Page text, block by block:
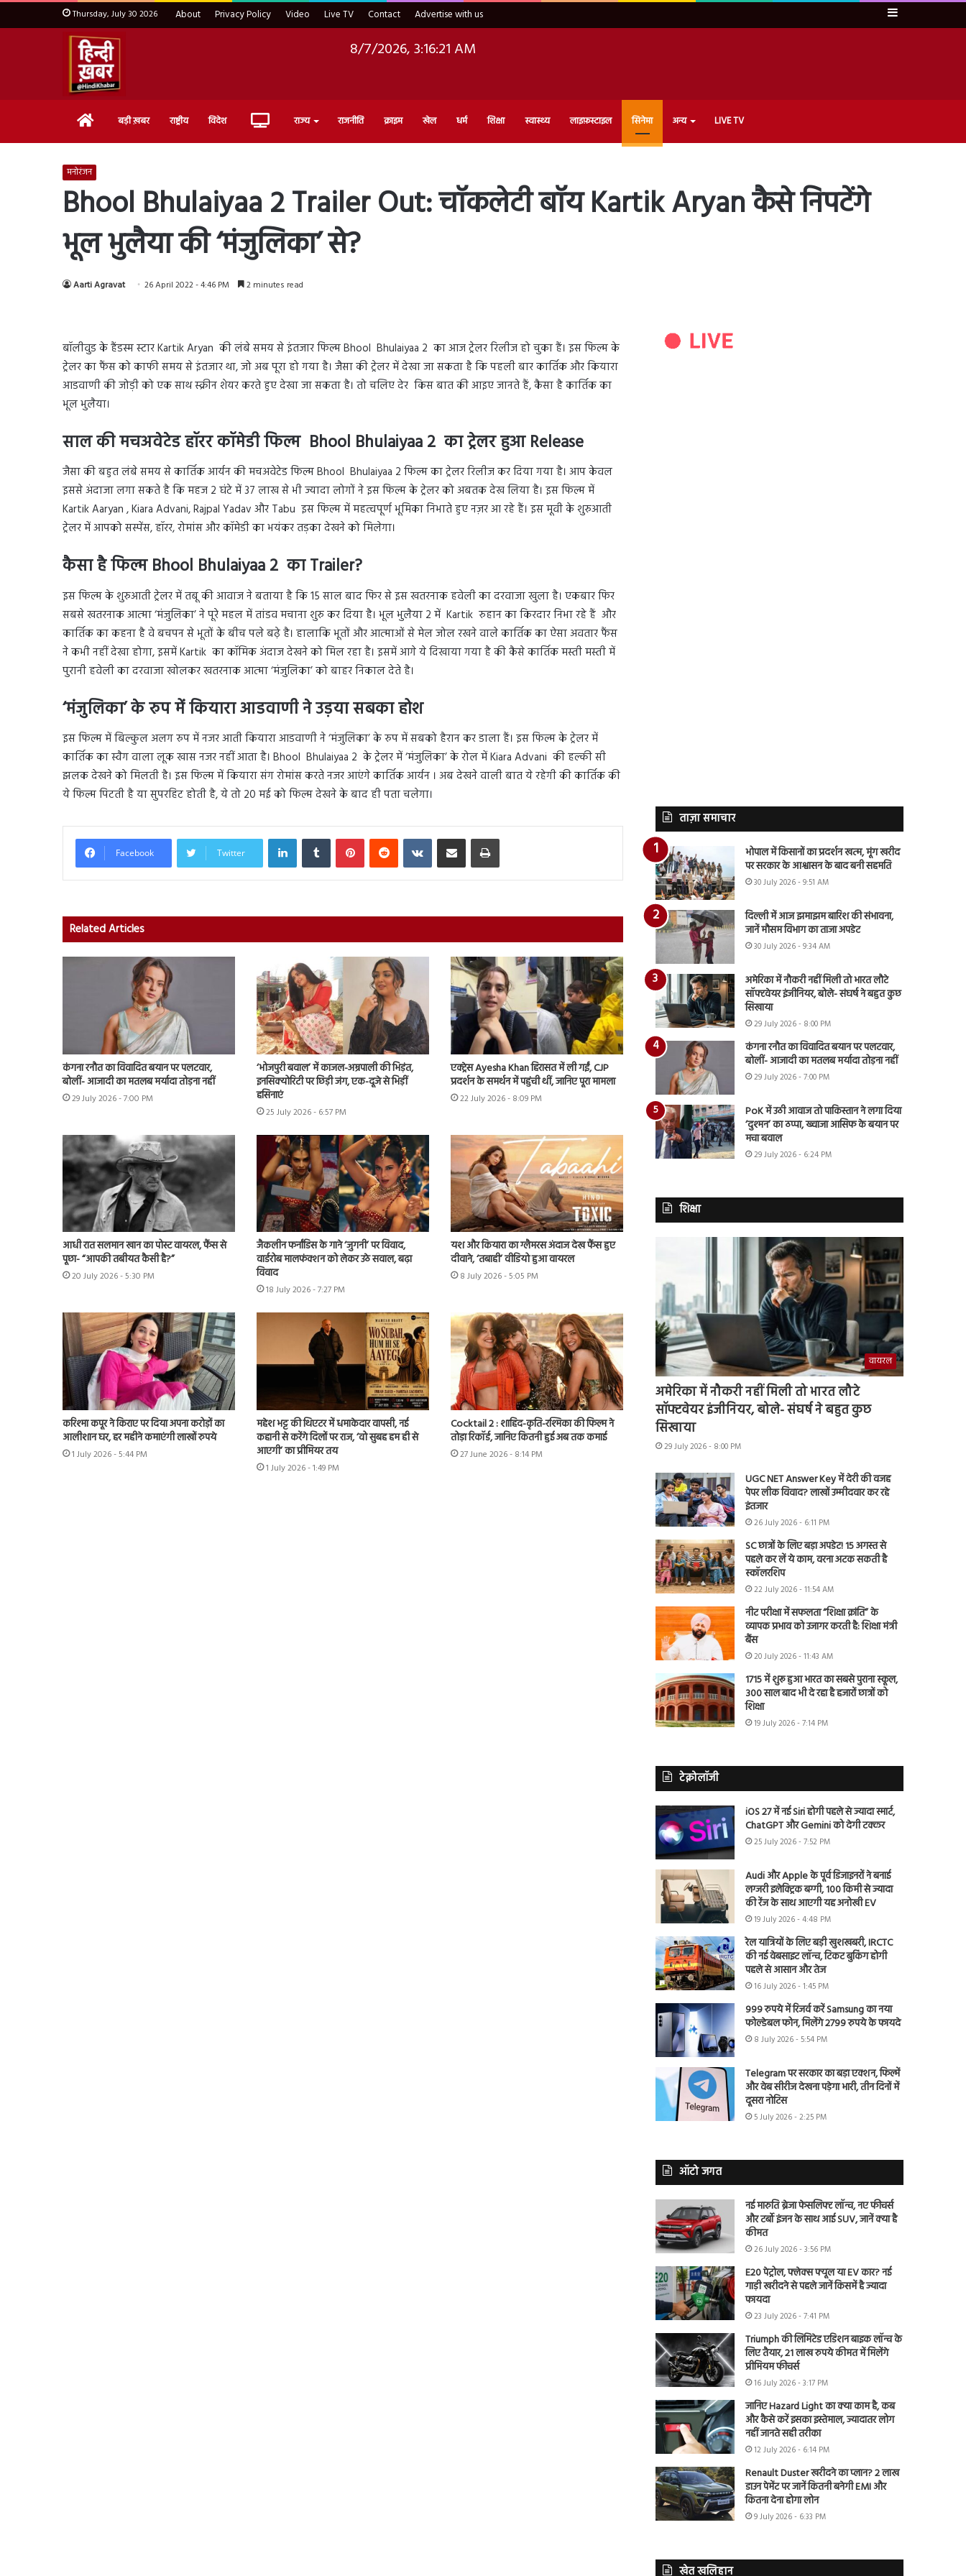
Thursday, July 30 2026 About Privacy Policy Video Live TV Contact Advertise with us Sidebar
8/7/2026, 3:16:22 AM
Home बड़ी ख़बर राष्ट्रीय विदेश Live राज्य राजनीति क्राइम खेल धर्म शिक्षा स्वास्थ्य लाइफ़स्टाइल सिनेमा अन्य LIVE TV
मनोरंजन
Bhool Bhulaiyaa 2 Trailer Out: चॉकलेटी बॉय Kartik Aryan कैसे निपटेंगे
भूल भुलैया की ‘मंजुलिका’ से?
Aarti Agravat 26 April 2022 - 4:46 PM 2 minutes read
बॉलीवुड के हैंडस्म स्टार Kartik Aryan की लंबे समय से इंतजार फिल्म Bhool Bhulaiyaa 2 का आज ट्रेलर रिलीज हो चुका हैं। इस फिल्म के
ट्रेलर का फैंस को काफी समय से इंतजार था, जो अब पूरा हो गया है। जैसा की ट्रेलर में देखा जा सकता है कि पहली बार कार्तिक और कियारा
आडवाणी की जोड़ी को एक साथ स्क्रीन शेयर करते हुए देखा जा सकता है। तो चलिए देर किस बात की आइए जानते हैं, कैसा है कार्तिक का
भूल भुलैया।
साल की मचअवेटेड हॉरर कॉमेडी फिल्म Bhool Bhulaiyaa 2 का ट्रेलर हुआ Release
जैसा की बहुत लंबे समय से कार्तिक आर्यन की मचअवेटेड फिल्म Bhool Bhulaiyaa 2 फिल्म का ट्रेलर रिलीज कर दिया गया है। आप केवल
इससे अंदाजा लगा सकते है कि महज 2 घंटे में 37 लाख से भी ज्यादा लोगों ने इस फिल्म के ट्रेलर को अबतक देख लिया है। इस फिल्म में
Kartik Aaryan , Kiara Advani, Rajpal Yadav और Tabu इस फिल्म में महत्वपूर्ण भूमिका निभाते हुए नज़र आ रहे हैं। इस मूवी के शुरुआती
ट्रेलर में आपको सस्पेंस, हॉरर, रोमांस और कॉमेडी का भयंकर तड़का देखने को मिलेगा।
कैसा है फिल्म Bhool Bhulaiyaa 2 का Trailer?
इस फिल्म के शुरुआती ट्रेलर में तबू की आवाज ने बताया है कि 15 साल बाद फिर से इस खतरनाक हवेली का दरवाजा खुला है। एकबार फिर
सबसे खतरनाक आत्मा ‘मंजुलिका’ ने पूरे महल में तांडव मचाना शुरु कर दिया है। भूल भुलैया 2 में Kartik रुहान का किरदार निभा रहे हैं और
कार्तिक का कहना है वे बचपन से भूतों के बीच पले बढ़े है। हालाकि भूतों और आत्माओं से मेल जोल रखने वाले कार्तिक का ऐसा अवतार फैंस
ने कभी नहीं देखा होगा, इसमें Kartik का कॉमिक अंदाज देखने को मिल रहा है। इसमें आगे ये दिखाया गया है की कैसे कार्तिक मस्ती मस्ती में
पुरानी हवेली का दरवाजा खोलकर खतरनाक आत्मा ‘मंजुलिका’ को बाहर निकाल देते है।
‘मंजुलिका’ के रुप में कियारा आडवाणी ने उड़या सबका होश
इस फिल्म में बिल्कुल अलग रुप में नजर आती कियारा आडवाणी ने ‘मंजुलिका’ के रुप में सबको हैरान कर डाला हैं। इस फिल्म के ट्रेलर में
कार्तिक का स्वैग वाला लूक खास नजर नहीं आता है। Bhool Bhulaiyaa 2 के ट्रेलर में ‘मंजुलिका’ के रोल में Kiara Advani की हल्की सी
झलक देखने को मिलती है। इस फिल्म में कियारा संग रोमांस करते नजर आएंगे कार्तिक आर्यन । अब देखने वाली बात ये रहेगी की कार्तिक की
ये फिल्म पिटती है या सुपरहिट होती है, ये तो 20 मई को फिल्म देखने के बाद ही पता चलेगा।
Facebook Twitter
LinkedInTumblr PinterestReddit VKontakteShare via Email Print
Related Articles
कंगना रनौत का विवादित बयान पर पलटवार,
बोलीं- आजादी का मतलब मर्यादा तोड़ना नहीं
29 July 2026 - 7:00 PM
‘भोजपुरी बवाल’ में काजल-अम्रपाली की भिड़ंत,
इनसिक्योरिटी पर छिड़ी जंग, एक-दूजे से भिड़ीं
हसिनाएं
25 July 2026 - 6:57 PM
एक्ट्रेस Ayesha Khan हिरासत में ली गईं, CJP
प्रदर्शन के समर्थन में पहुंची थीं, जानिए पूरा मामला
22 July 2026 - 8:09 PM
आधी रात सलमान खान का पोस्ट वायरल, फैंस से
पूछा- “आपकी तबीयत कैसी है?”
20 July 2026 - 5:30 PM
जैकलीन फर्नांडिस के गाने ‘जुगनी’ पर विवाद,
वार्डरोब मालफंक्शन को लेकर उठे सवाल, बढ़ा
विवाद
18 July 2026 - 7:27 PM
यश और कियारा का ग्लैमरस अंदाज देख फैंस हुए
दीवाने, ‘तबाही’ वीडियो हुआ वायरल
8 July 2026 - 5:05 PM
करिश्मा कपूर ने किराए पर दिया अपना करोड़ों का
आलीशान घर, हर महीने कमाएंगी लाखों रुपये
1 July 2026 - 5:44 PM
महेश भट्ट की थिएटर में धमाकेदार वापसी, नई
कहानी से करेंगे दिलों पर राज, ‘वो सुबह हम ही से
आएगी’ का प्रीमियर तय
1 July 2026 - 1:49 PM
Cocktail 2 : शाहिद-कृति-रश्मिका की फिल्म ने
तोड़ा रिकॉर्ड, जानिए कितनी हुई अब तक कमाई
27 June 2026 - 8:14 PM
ताज़ा समाचार
भोपाल में किसानों का प्रदर्शन खत्म, मूंग खरीद
पर सरकार के आश्वासन के बाद बनी सहमति
30 July 2026 - 9:51 AM
दिल्ली में आज झमाझम बारिश की संभावना,
जानें मौसम विभाग का ताजा अपडेट
30 July 2026 - 9:34 AM
अमेरिका में नौकरी नहीं मिली तो भारत लौटे
सॉफ्टवेयर इंजीनियर, बोले- संघर्ष ने बहुत कुछ
सिखाया
29 July 2026 - 8:00 PM
कंगना रनौत का विवादित बयान पर पलटवार,
बोलीं- आजादी का मतलब मर्यादा तोड़ना नहीं
29 July 2026 - 7:00 PM
PoK में उठी आवाज तो पाकिस्तान ने लगा दिया
‘दुश्मन’ का ठप्पा, ख्वाजा आसिफ के बयान पर
मचा बवाल
29 July 2026 - 6:24 PM
शिक्षा
वायरल
अमेरिका में नौकरी नहीं मिली तो भारत लौटे
सॉफ्टवेयर इंजीनियर, बोले- संघर्ष ने बहुत कुछ
सिखाया
29 July 2026 - 8:00 PM
UGC NET Answer Key में देरी की वजह
पेपर लीक विवाद? लाखों उम्मीदवार कर रहे
इंतजार
26 July 2026 - 6:11 PM
SC छात्रों के लिए बड़ा अपडेट! 15 अगस्त से
पहले कर लें ये काम, वरना अटक सकती है
स्कॉलरशिप
22 July 2026 - 11:54 AM
नीट परीक्षा में सफलता “शिक्षा क्रांति” के
व्यापक प्रभाव को उजागर करती है: शिक्षा मंत्री
बैंस
20 July 2026 - 11:43 AM
1715 में शुरू हुआ भारत का सबसे पुराना स्कूल,
300 साल बाद भी दे रहा है हजारों छात्रों को
शिक्षा
19 July 2026 - 7:14 PM
टेक्नोलॉजी
iOS 27 में नई Siri होगी पहले से ज्यादा स्मार्ट,
ChatGPT और Gemini को देगी टक्कर
25 July 2026 - 7:52 PM
Audi और Apple के पूर्व डिजाइनरों ने बनाई
लग्जरी इलेक्ट्रिक बग्गी, 100 किमी से ज्यादा
की रेंज के साथ आएगी यह अनोखी EV
19 July 2026 - 4:48 PM
रेल यात्रियों के लिए बड़ी खुशखबरी, IRCTC
की नई वेबसाइट लॉन्च, टिकट बुकिंग होगी
पहले से आसान और तेज
16 July 2026 - 1:45 PM
999 रुपये में रिजर्व करें Samsung का नया
फोल्डेबल फोन, मिलेंगे 2799 रुपये के फायदे
8 July 2026 - 5:54 PM
Telegram पर सरकार का बड़ा एक्शन, फिल्में
और वेब सीरीज देखना पड़ेगा भारी, तीन दिनों में
दूसरा नोटिस
5 July 2026 - 2:25 PM
ऑटो जगत
नई मारुति ब्रेजा फेसलिफ्ट लॉन्च, नए फीचर्स
और टर्बो इंजन के साथ आई SUV, जानें क्या है
कीमत
26 July 2026 - 3:56 PM
E20 पेट्रोल, फ्लेक्स फ्यूल या EV कार? नई
गाड़ी खरीदने से पहले जानें किसमें है ज्यादा
फायदा
23 July 2026 - 7:41 PM
Triumph की लिमिटेड एडिशन बाइक लॉन्च के
लिए तैयार, 21 लाख रुपये कीमत में मिलेंगे
प्रीमियम फीचर्स
16 July 2026 - 3:17 PM
जानिए Hazard Light का क्या काम है, कब
और कैसे करें इसका इस्तेमाल, ज्यादातर लोग
नहीं जानते सही तरीका
12 July 2026 - 6:14 PM
Renault Duster खरीदने का प्लान? 2 लाख
डाउन पेमेंट पर जानें कितनी बनेगी EMI और
कितना देना होगा लोन
9 July 2026 - 6:33 PM
खेत खलिहान